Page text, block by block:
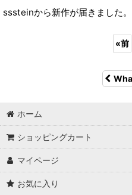
sssteinから新作が届きました。
«前
ホーム
ショッピングカート
マイページ
お気に入り